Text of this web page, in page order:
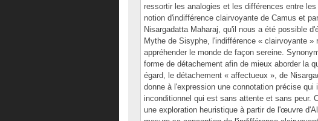
ressortir les analogies et les différences entre
notion d'indifférence clairvoyante de Camus et
Nisargadatta Maharaj, qu'il nous a été possible
Mythe de Sisyphe, l'indifférence « clairvoyante
appréhender le monde de façon sereine.
forme de détachement afin de mieux aborder la
égard, le détachement « affectueux », de
donne à l'expression une connotation précise qui
inconditionnel qui est sans attente et sans peur.
une exploration heuristique à partir de l'œuvre